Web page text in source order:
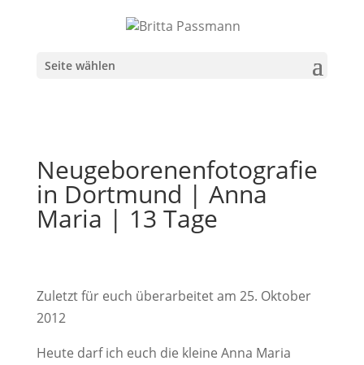
Seite wählen
Neugeborenenfotografie
in Dortmund | Anna
Maria | 13 Tage
Zuletzt für euch überarbeitet am 25. Oktober
2012
Heute darf ich euch die kleine Anna Maria